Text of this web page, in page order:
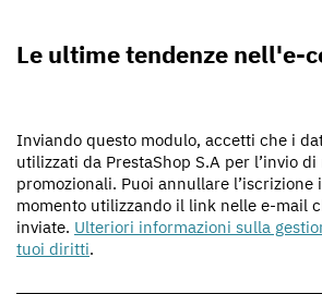
Le ultime tendenze nell'e-
Inviando questo modulo, accetti che i
utilizzati da PrestaShop S.A per l’invio
promozionali. Puoi annullare l’iscrizione
momento utilizzando il link nelle e-mail
inviate. Ulteriori informazioni sulla
tuoi diritti.